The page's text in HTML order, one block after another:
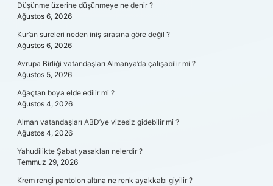
Düşünme üzerine düşünmeye ne denir ?
Ağustos 6, 2026
Kur’an sureleri neden iniş sırasına göre değil ?
Ağustos 6, 2026
Avrupa Birliği vatandaşları Almanya’da çalışabilir mi ?
Ağustos 5, 2026
Ağaçtan boya elde edilir mi ?
Ağustos 4, 2026
Alman vatandaşları ABD’ye vizesiz gidebilir mi ?
Ağustos 4, 2026
Yahudilikte Şabat yasakları nelerdir ?
Temmuz 29, 2026
Krem rengi pantolon altına ne renk ayakkabı giyilir ?